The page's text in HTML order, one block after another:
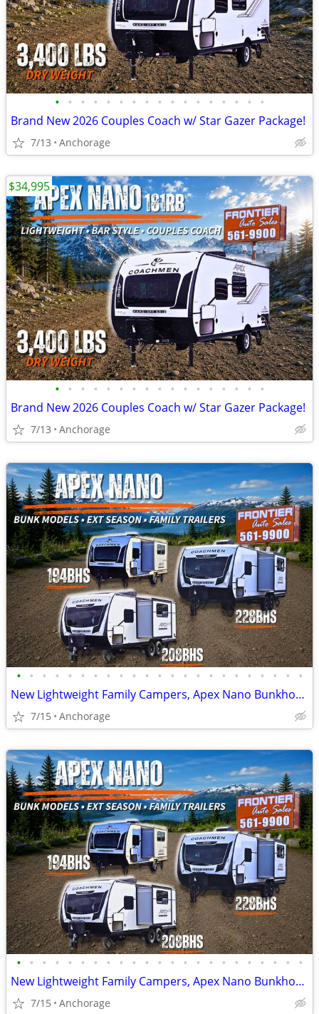
• • • • • • • • • • • • • • • • •
Brand New 2026 Couples Coach w/ Star Gazer Package!
7/13 Anchorage
• • • • • • • • • • • • • • • • •
Brand New 2026 Couples Coach w/ Star Gazer Package!
7/13 Anchorage
$34,995
• • • • • • • • • • • • • • • • • • • • • • •
New Lightweight Family Campers, Apex Nano Bunkhouse Trailers
7/15 Anchorage
• • • • • • • • • • • • • • • • • • • • • • •
New Lightweight Family Campers, Apex Nano Bunkhouse Trailers
7/15 Anchorage